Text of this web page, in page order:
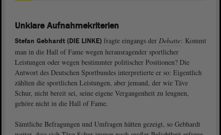
Unklare Aufnahmekriterien
Stefan Gebhardt (DIE LINKE) fragte eingangs der Debatte: Kommt
man in die Hall of Fame wegen herausragender sportlicher
Leistungen oder wegen bestimmter politischer Positionen? Die
Antwort des Deutschen Sportbundes interpretierte er so: Eigentlich
zählten die sportlichen Leistungen, aber jemand, der wie Täve
Schur, nicht bereit sei, seine eigene Vergangenheit zu leugnen,
gehöre nicht in die Hall of Fame.
Sämtliche Befragungen und Umfragen hätten gezeigt, so Gebhardt